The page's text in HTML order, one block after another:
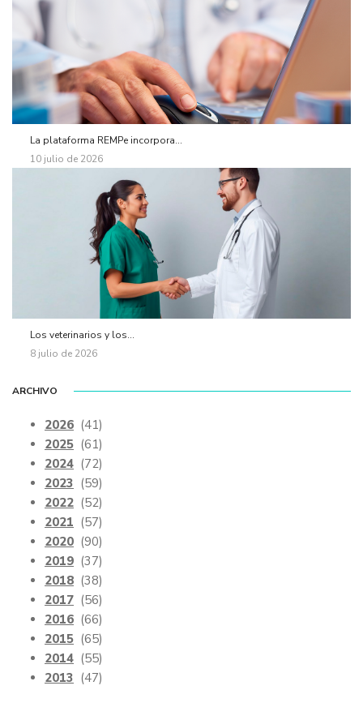
La plataforma REMPe incorpora...
10 julio de 2026
Los veterinarios y los...
8 julio de 2026
ARCHIVO
2026 (41)
2025 (61)
2024 (72)
2023 (59)
2022 (52)
2021 (57)
2020 (90)
2019 (37)
2018 (38)
2017 (56)
2016 (66)
2015 (65)
2014 (55)
2013 (47)